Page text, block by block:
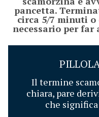
pancetta.
circa 5/7 minuti o
necessario per far
Il termine
chiara, pare
che